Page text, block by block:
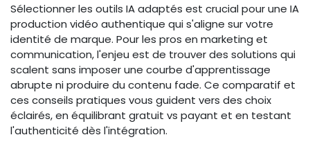
Sélectionner les outils IA adaptés est crucial pour une IA
production vidéo authentique qui s'aligne sur votre
identité de marque. Pour les pros en marketing et
communication, l'enjeu est de trouver des solutions qui
scalent sans imposer une courbe d'apprentissage
abrupte ni produire du contenu fade. Ce comparatif et
ces conseils pratiques vous guident vers des choix
éclairés, en équilibrant gratuit vs payant et en testant
l'authenticité dès l'intégration.